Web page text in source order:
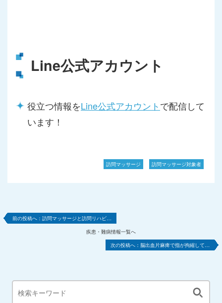
Line公式アカウント
役立つ情報をLine公式アカウントで配信して
います！
訪問マッサージ 訪問マッサージ対象者
訪問マッサージと訪問リハビ…
疾患・難病情報一覧へ
脳出血片麻痺で指が拘縮して…